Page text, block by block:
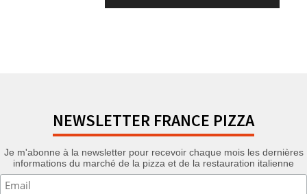
NEWSLETTER FRANCE PIZZA
Je m'abonne à la newsletter pour recevoir chaque mois les dernières
informations du marché de la pizza et de la restauration italienne